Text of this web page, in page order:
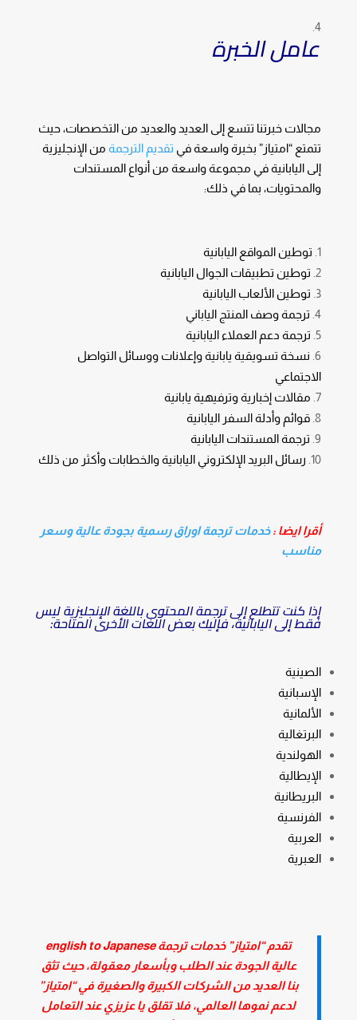
عامل الخبرة
مجالات خبرتنا تتسع إلى العديد والعديد من التخصصات، حيث
تتمتع “امتياز” بخبرة واسعة في تقديم الترجمةمن الإنجليزية
إلى اليابانية في مجموعة واسعة من أنواع المستندات
والمحتويات، بما في ذلك:
توطين المواقع اليابانية
توطين تطبيقات الجوال اليابانية
توطين الألعاب اليابانية
ترجمة وصف المنتج الياباني
ترجمة دعم العملاء اليابانية
نسخة تسويقية يابانية وإعلانات ووسائل التواصل
الاجتماعي
مقالات إخبارية وترفيهية يابانية
قوائم وأدلة السفر اليابانية
ترجمة المستندات اليابانية
رسائل البريد الإلكتروني اليابانية والخطابات وأكثر من ذلك
أقرا ايضا :خدمات ترجمة اوراق رسمية بجودة عالية وسعر
مناسب
إذا كنت تتطلع إلى ترجمة المحتوى باللغة الإنجليزية ليس
فقط إلى اليابانية، فإليك بعض اللغات الأخرى المتاحة:
الصينية
الإسبانية
الألمانية
البرتغالية
الهولندية
الإيطالية
البريطانية
الفرنسية
العربية
العبرية
تقدم “امتياز” خدمات ترجمة english to Japanese
عالية الجودة عند الطلب وبأسعار معقولة، حيث تثق
بنا العديد من الشركات الكبيرة والصغيرة في “امتياز”
لدعم نموها العالمي، فلا تقلق يا عزيزي عند التعامل